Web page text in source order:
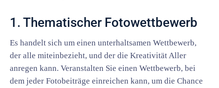
1. Thematischer Fotowettbewerb
Es handelt sich um einen unterhaltsamen Wettbewerb,
der alle miteinbezieht, und der die Kreativität Aller
anregen kann. Veranstalten Sie einen Wettbewerb, bei
dem jeder Fotobeiträge einreichen kann, um die Chance